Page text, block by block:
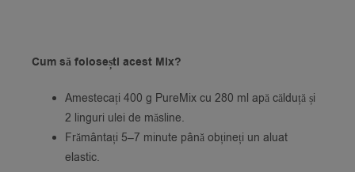
Cum să folosești acest Mix?
Amestecați 400 g PureMix cu 280 ml apă călduță și
2 linguri ulei de măsline.
Frământați 5–7 minute până obțineți un aluat
elastic.